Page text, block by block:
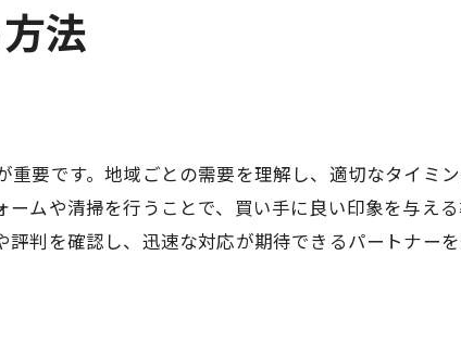
ュニケーション
アピール
を引く工夫
法
要です。地域ごとの需要を理解し、適切なタイミ
ムや清掃を行うことで、買い手に良い印象を与え
判を確認し、迅速な対応が期待できるパートナー